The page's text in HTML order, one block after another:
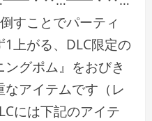
ことでパーティ
上がる、DLC限定の
グポム』をおびき
アイテムです（レ
には下記のアイテ